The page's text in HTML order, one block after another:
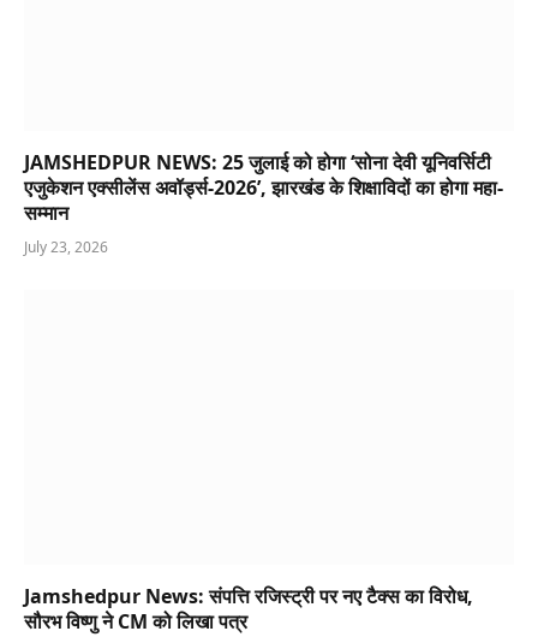
JAMSHEDPUR NEWS: 25 जुलाई को होगा ‘सोना देवी यूनिवर्सिटी
एजुकेशन एक्सीलेंस अवॉर्ड्स-2026’, झारखंड के शिक्षाविदों का होगा महा-
सम्मान
July 23, 2026
Jamshedpur News: संपत्ति रजिस्ट्री पर नए टैक्स का विरोध,
सौरभ विष्णु ने CM को लिखा पत्र